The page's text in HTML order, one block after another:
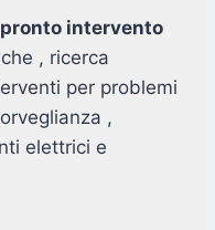
intervento
, ricerca
per problemi
,
elettrici e